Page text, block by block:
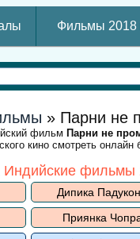
Фильмы 2018
» Парни не
фильм Парни не
кино смотреть онлайн
Индийские фильмы
Дипика
Приянка